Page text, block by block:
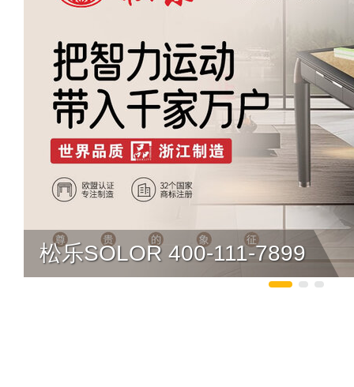
松乐SOLOR 400-111-7899